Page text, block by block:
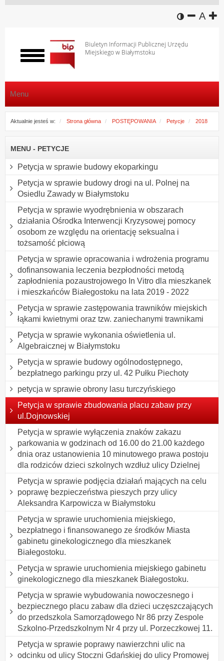
wersja
A
Biuletyn Informacji Publicznej Urzędu
Miejskiego w Białymstoku
Włącz
menu
Menu
Aktualnie jesteś w: Strona główna POSTĘPOWANIA Petycje 2018
MENU - PETYCJE
Petycja w sprawie budowy ekoparkingu
Petycja w sprawie budowy drogi na ul. Polnej na
Osiedlu Zawady w Białymstoku
Petycja w sprawie wyodrębnienia w obszarach
działania Ośrodka Interwencji Kryzysowej pomocy
osobom ze względu na orientację seksualna i
tożsamość płciową
Petycja w sprawie opracowania i wdrożenia programu
dofinansowania leczenia bezpłodności metodą
zapłodnienia pozaustrojowego In Vitro dla mieszkanek
i mieszkańców Białegostoku na lata 2019 - 2022
Petycja w sprawie zastępowania trawników miejskich
łąkami kwietnymi oraz tzw. zaniechanymi trawnikami
Petycja w sprawie wykonania oświetlenia ul.
Algebraicznej w Białymstoku
Petycja w sprawie budowy ogólnodostępnego,
bezpłatnego parkingu przy ul. 42 Pułku Piechoty
petycja w sprawie obrony lasu turczyńskiego
Petycja w sprawie zbudowania placu zabaw przy
ul.Dojnowskiej
Petycja w sprawie wyłączenia znaków zakazu
parkowania w godzinach od 16.00 do 21.00 każdego
dnia oraz ustanowienia 10 minutowego prawa postoju
dla rodziców dzieci szkolnych wzdłuż ulicy Dzielnej
Petycja w sprawie podjęcia działań mających na celu
poprawę bezpieczeństwa pieszych przy ulicy
Aleksandra Karpowicza w Białymstoku
Petycja w sprawie uruchomienia miejskiego,
bezpłatnego i finansowanego ze środków Miasta
gabinetu ginekologicznego dla mieszkanek
Białegostoku.
Petycja w sprawie uruchomienia miejskiego gabinetu
ginekologicznego dla mieszkanek Białegostoku.
Petycja w sprawie wybudowania nowoczesnego i
bezpiecznego placu zabaw dla dzieci uczęszczających
do przedszkola Samorządowego Nr 86 przy Zespole
Szkolno-Przedszkolnym Nr 4 przy ul. Porzeczkowej 11.
Petycja w sprawie poprawy nawierzchni ulic na
odcinku od ulicy Stoczni Gdańskiej do ulicy Promowej